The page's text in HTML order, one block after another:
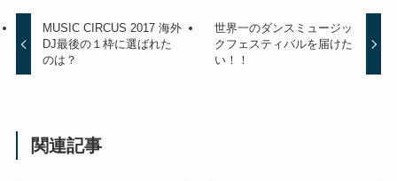
MUSIC CIRCUS 2017 海外
DJ最後の１枠に選ばれた
のは？
世界一のダンスミュージッ
クフェスティバルを届けた
い！！
関連記事